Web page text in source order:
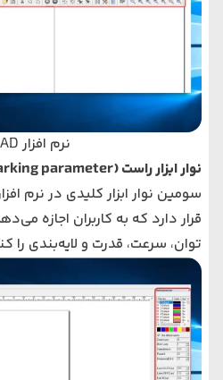
نرم‌ افزار EZCAD
نوار ابزار راست (marking parameter)
قرار دارد که به کاربران اجازه
توان، سرعت، قدرت و لایه‌بندی را